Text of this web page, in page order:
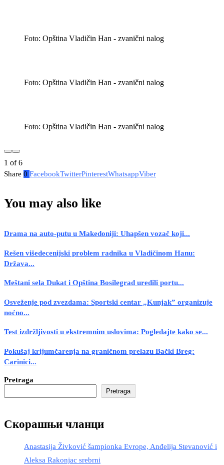
Foto: Opština Vladičin Han - zvanični nalog
Foto: Opština Vladičin Han - zvanični nalog
Foto: Opština Vladičin Han - zvanični nalog
1 of6
Share 0 FacebookTwitterPinterestWhatsappViber
You may also like
Drama na auto-putu u Makedoniji: Uhapšen vozač koji...
Rešen višedecenijski problem radnika u Vladičinom Hanu:
Država...
Meštani sela Dukat i Opština Bosilegrad uredili portu...
Osveženje pod zvezdama: Sportski centar „Kunjak” organizuje
noćno...
Test izdržljivosti u ekstremnim uslovima: Pogledajte kako se...
Pokušaj krijumčarenja na graničnom prelazu Bački Breg:
Carinici...
Pretraga
Pretraga
Скорашњи чланци
Anastasija Živković šampionka Evrope, Anđelija Stevanović i
Aleksa Rakonjac srebrni